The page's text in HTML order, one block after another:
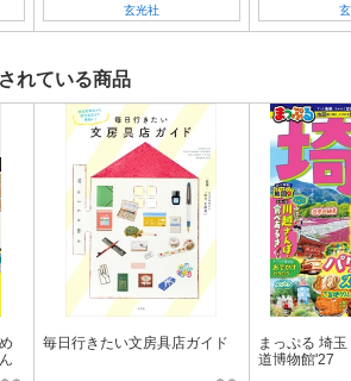
玄光社
れている商品
毎日行きたい文房具店ガイド
まっぷる 埼
道博物館'27